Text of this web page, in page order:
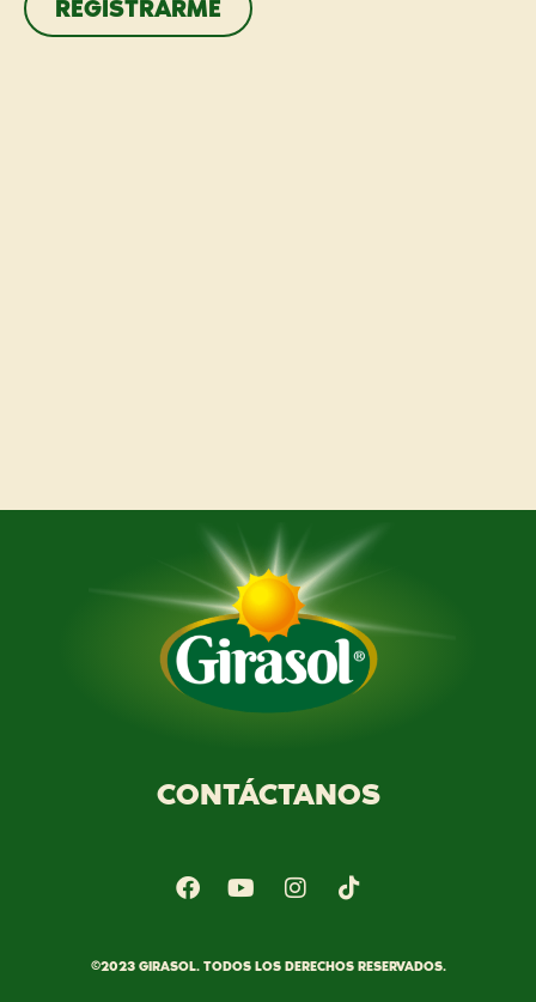
REGISTRARME
CONTÁCTANOS
©2023 GIRASOL. TODOS LOS DERECHOS RESERVADOS.